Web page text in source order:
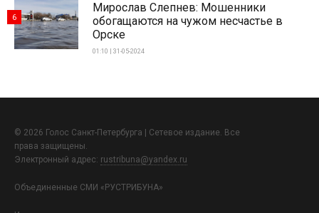
Мирослав Слепнев: Мошенники
обогащаются на чужом несчастье в
Орске
01:10 | 31-05-2024
6
© 2026 Голос Санкт-Петербурга | Сетевое издание. Все
права защищены.
Электронный адрес: rustribuna@yandex.ru
Объединенные СМИ «РУСТРИБУНА»